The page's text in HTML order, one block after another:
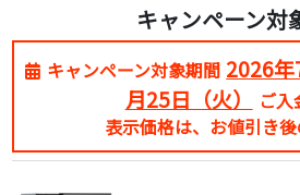
キャンペーン対
キャンペーン対象期間 2026
月25日（火）
ご入
表示価格は、お値引き